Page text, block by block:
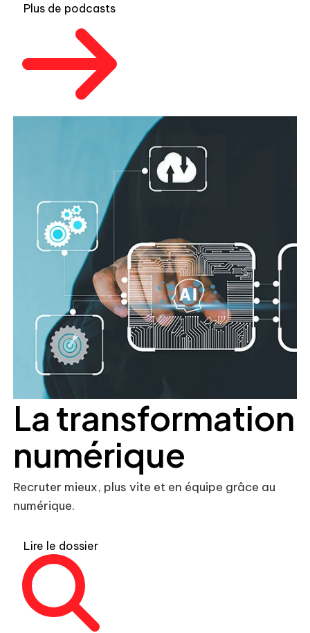
Plus de podcasts
La transformation
numérique
Recruter mieux, plus vite et en équipe grâce au
numérique.
Lire le dossier